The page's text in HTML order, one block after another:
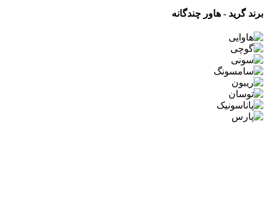
برند گرید - هاور چندگانه